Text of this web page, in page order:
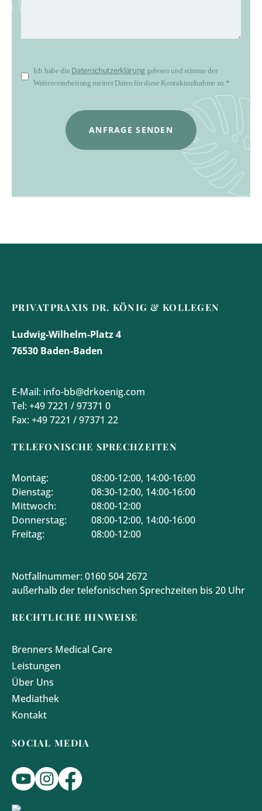
Ich habe die Datenschutzerklärung gelesen und stimme der
Weiterverarbeitung meiner Daten für diese Kontaktaufnahme zu.*
ANFRAGE SENDEN
PRIVATPRAXIS DR. KÖNIG & KOLLEGEN
Ludwig-Wilhelm-Platz 4
76530 Baden-Baden
E-Mail: info-bb@drkoenig.com
Tel:+49 7221 / 97371 0
Fax:+49 7221 / 97371 22
TELEFONISCHE SPRECHZEITEN
Montag:
08:00-12:00, 14:00-16:00
Dienstag:
08:30-12:00, 14:00-16:00
Mittwoch:
08:00-12:00
Donnerstag:
08:00-12:00, 14:00-16:00
Freitag:
08:00-12:00
Notfallnummer: 0160 504 2672
außerhalb der telefonischen Sprechzeiten bis 20 Uhr
RECHTLICHE HINWEISE
Brenners Medical Care
Leistungen
Über Uns
Mediathek
Kontakt
SOCIAL MEDIA